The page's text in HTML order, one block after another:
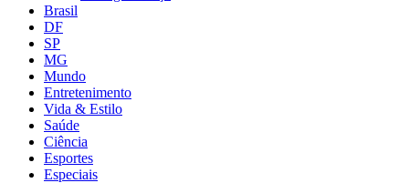
Brasil
DF
SP
MG
Mundo
Entretenimento
Vida & Estilo
Saúde
Ciência
Esportes
Especiais